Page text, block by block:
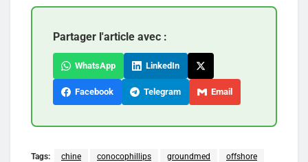
Partager l'article avec :
WhatsApp LinkedIn
Facebook Telegram Email
Tags: chine conocophillips groundmed offshore